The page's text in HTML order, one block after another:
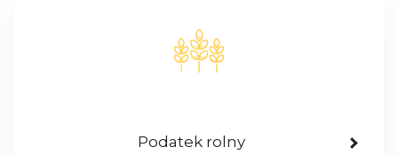
Podatek rolny